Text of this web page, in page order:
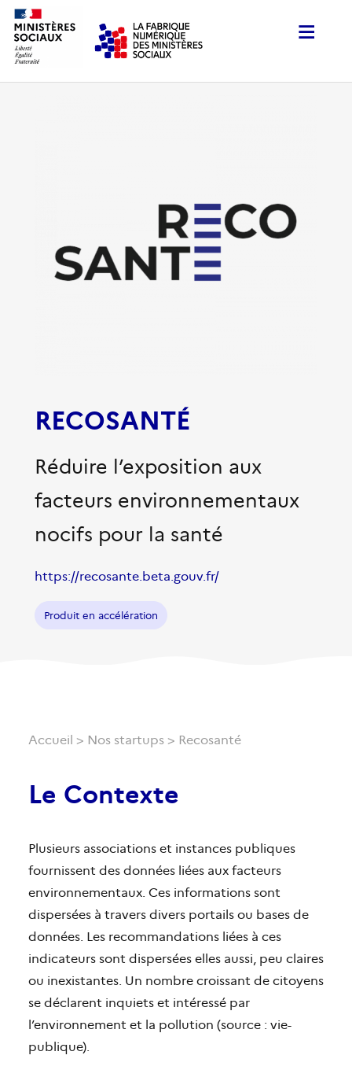
RECOSANTÉ
Réduire l’exposition aux
facteurs environnementaux
nocifs pour la santé
https://recosante.beta.gouv.fr/
Produit en accélération
Accueil > Nos startups > Recosanté
Le Contexte
Plusieurs associations et instances publiques
fournissent des données liées aux facteurs
environnementaux. Ces informations sont
dispersées à travers divers portails ou bases de
données. Les recommandations liées à ces
indicateurs sont dispersées elles aussi, peu claires
ou inexistantes. Un nombre croissant de citoyens
se déclarent inquiets et intéressé par
l’environnement et la pollution (source : vie-
publique).